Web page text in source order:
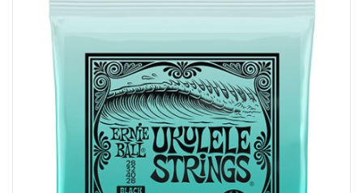
Việt Thương Music - Crescent Mall
6F-01 Tầng 6 Trung Tâm Thương Mại Crescent Mall, 101 Tôn Dật Tiên,
Phường Tân Mỹ, TPHCM, Quận 7, Hồ Chí Minh
Việt Thương Music - 49E Phan Đăng Lưu
49E Phan Đăng Lưu, Phường Bình Thạnh, TPHCM, Quận Bình Thạnh, Hồ
Chí Minh
Việt Thương Music - Phường Gò Vấp
11 Đường số 3, Khu dân cư Cityland Park Hill, Phường Gò Vấp, TPHCM,
Quận Gò Vấp, Hồ Chí Minh
Việt Thương Music - 442 Lũy Bán Bích
442 Lũy Bán Bích, Phường Tân Phú, TPHCM, Quận Tân Phú, Hồ Chí Minh
Việt Thương Music - 12 Quốc Hương